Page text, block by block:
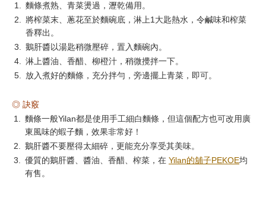
1.
麵條煮熟、青菜燙過，瀝乾備用。
2.
將榨菜末、蔥花至於麵碗底，淋上1大匙熱水，令鹹味和榨菜
香釋出。
3.
鵝肝醬以湯匙稍微壓碎，置入麵碗內。
4.
淋上醬油、香醋、柳橙汁，稍微攪拌一下。
5.
放入煮好的麵條，充分拌勻，旁邊擺上青菜，即可。
◎ 訣竅
1.
麵條一般Yilan都是使用手工細白麵條，但這個配方也可改用廣
東風味的蝦子麵，效果非常好！
2.
鵝肝醬不要壓得太細碎，更能充分享受其美味。
3.
優質的鵝肝醬、醬油、香醋、榨菜，在 Yilan的舖子PEKOE均
有售。